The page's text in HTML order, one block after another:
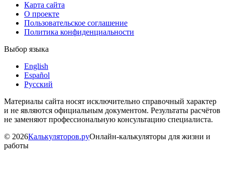
Карта сайта
О проекте
Пользовательское соглашение
Политика конфиденциальности
Выбор языка
English
Español
Русский
Материалы сайта носят исключительно справочный характер
и не являются официальным документом. Результаты расчётов
не заменяют профессиональную консультацию специалиста.
© 2026Калькуляторов.руОнлайн-калькуляторы для жизни и
работы